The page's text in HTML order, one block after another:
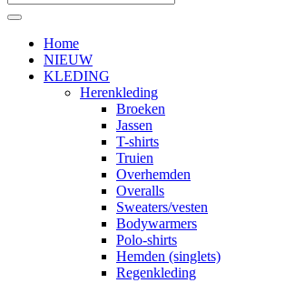
Home
NIEUW
KLEDING
Herenkleding
Broeken
Jassen
T-shirts
Truien
Overhemden
Overalls
Sweaters/vesten
Bodywarmers
Polo-shirts
Hemden (singlets)
Regenkleding